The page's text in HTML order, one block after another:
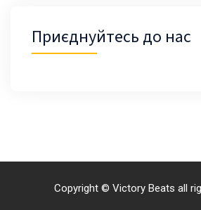
Приєднуйтесь до нас
Copyright © Victory Beats all